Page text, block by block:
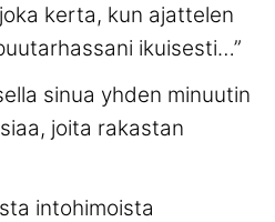
kerta, kun ajattelen
ikuisesti…”
sinua yhden minuutin
joita rakastan
intohimoista